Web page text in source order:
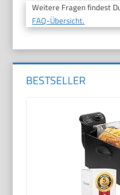
Weitere Fragen findest
FAQ-Übersicht.
BESTSELLER